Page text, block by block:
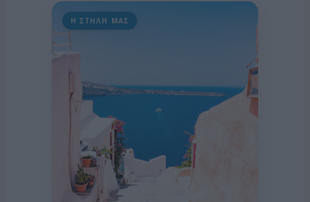
Η ΣΤΗΛΗ ΜΑΣ